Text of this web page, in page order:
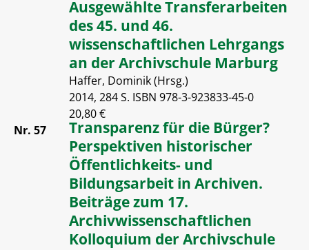
Ausgewählte Transferarbeiten
des 45. und 46.
wissenschaftlichen Lehrgangs
an der Archivschule Marburg
Haffer, Dominik (Hrsg.)
2014, 284 S. ISBN 978-3-923833-45-0
20,80 €
Nr. 57
Transparenz für die Bürger?
Perspektiven historischer
Öffentlichkeits- und
Bildungsarbeit in Archiven.
Beiträge zum 17.
Archivwissenschaftlichen
Kolloquium der Archivschule